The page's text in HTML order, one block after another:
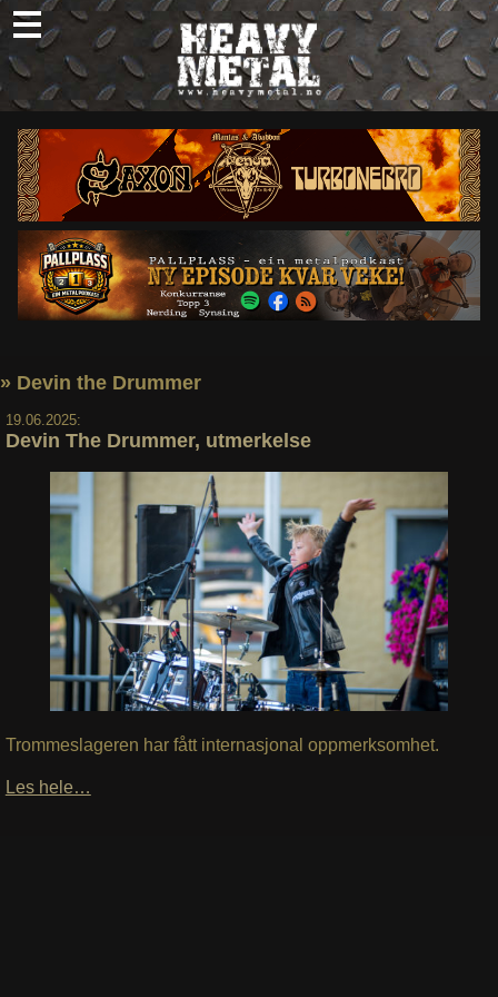
Skip
to
content
Nyheter
Omtaler
Intervjuer
Om oss
Abonner
Søk
» Devin the Drummer
19.06.2025:
Devin The Drummer, utmerkelse
Trommeslageren har fått internasjonal oppmerksomhet.
Les hele…